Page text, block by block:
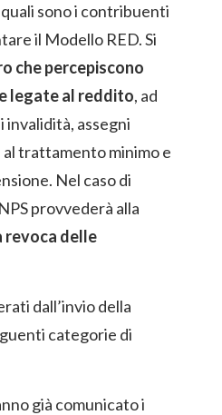
sono i contribuenti
il Modello RED. Si
che percepiscono
legate al reddito, ad
invalidità, assegni
trattamento minimo e
Nel caso di
provvederà alla
revoca delle
dall’invio della
categorie di
già comunicato i